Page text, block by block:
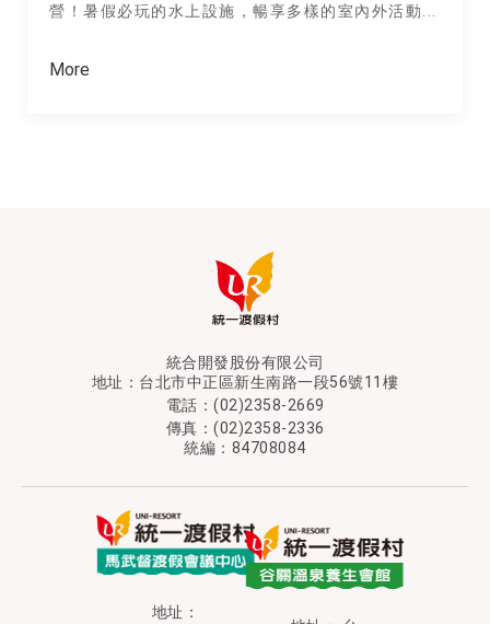
營！暑假必玩的水上設施，暢享多樣的室內外活動...
More
統合開發股份有限公司
地址： 台北市中正區新生南路一段56號11樓
電話： (02)2358-2669
傳真：(02)2358-2336
統編：84708084
地址：